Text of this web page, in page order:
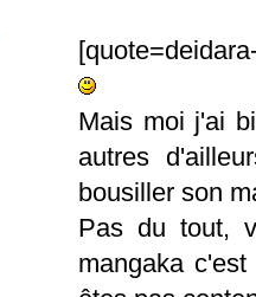
Mais moi j'ai
autres
bousiller son
Pas du tout,
mangaka